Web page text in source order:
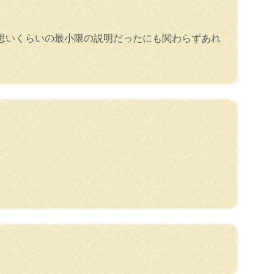
くらいの最小限の説明だったにも関わらずあれ